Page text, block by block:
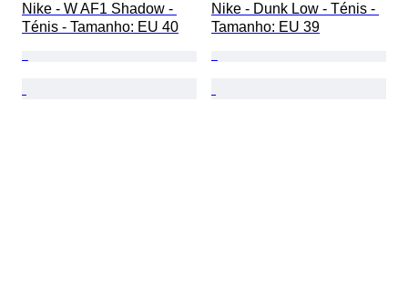
Nike - W AF1 Shadow -
Ténis - Tamanho: EU 40
Nike - Dunk Low - Ténis -
Tamanho: EU 39